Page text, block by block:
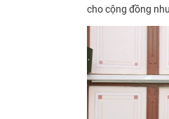
cho cộng đồng